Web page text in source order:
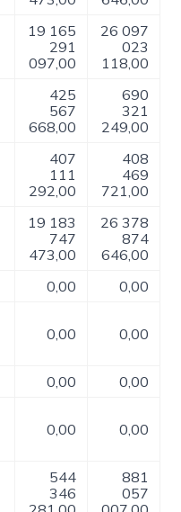
19 165
291
097,00
26 097
023
118,00
425
567
668,00
690
321
249,00
407
111
292,00
408
469
721,00
19 183
747
473,00
26 378
874
646,00
0,00
0,00
0,00 0,00
0,00
0,00
0,00 0,00
544
346
881
057